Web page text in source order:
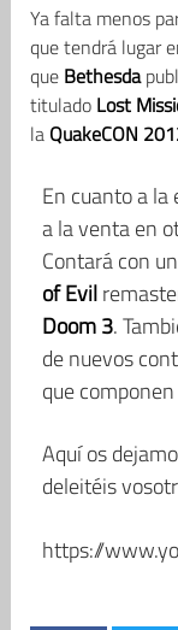
Ya falta menos
que tendrá lugar
que Bethesda
titulado Lost
laQuakeCON
En cuanto a la
a la venta en
Contará con
of Evil
Doom 3.
de nuevos
que componen
Aquí os
deleitéis
https://